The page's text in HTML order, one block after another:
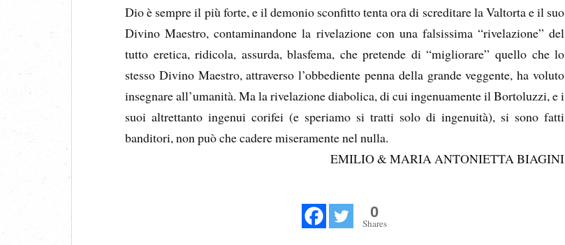
Dio è sempre il più forte, e il demonio sconfitto tenta ora di screditare la Valtorta e il suo
Divino Maestro, contaminandone la rivelazione con una falsissima “rivelazione” del
tutto eretica, ridicola, assurda, blasfema, che pretende di “migliorare” quello che lo
stesso Divino Maestro, attraverso l’obbediente penna della grande veggente, ha voluto
insegnare all’umanità. Ma la rivelazione diabolica, di cui ingenuamente il Bortoluzzi, e i
suoi altrettanto ingenui corifei (e speriamo si tratti solo di ingenuità), si sono fatti
banditori, non può che cadere miseramente nel nulla.
EMILIO & MARIA ANTONIETTA BIAGINI
0
Shares